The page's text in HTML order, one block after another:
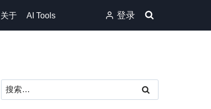
关于 AI Tools 登录
搜
索：